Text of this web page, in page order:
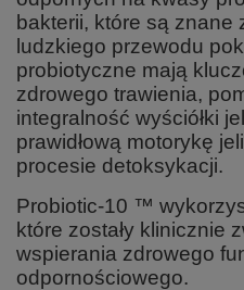
bakterii, które są znane
ludzkiego przewodu
probiotyczne mają
zdrowego trawienia,
integralność wyściółki
prawidłową motorykę
procesie detoksykacji.
Probiotic-10 ™
które zostały klinicznie
wspierania zdrowego
odpornościowego.